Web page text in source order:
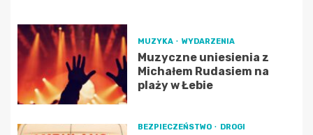
MUZYKA WYDARZENIA
Muzyczne uniesienia z
Michałem Rudasiem na
plaży w Łebie
BEZPIECZEŃSTWO DROGI